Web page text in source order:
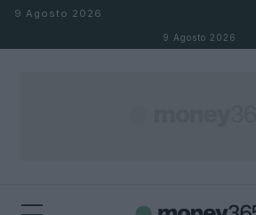
Salta al contenuto
9 Agosto 2026
9 Agosto 2026